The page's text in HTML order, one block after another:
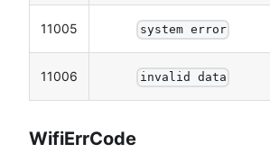
11005 system error
11006 invalid data
WifiErrCode